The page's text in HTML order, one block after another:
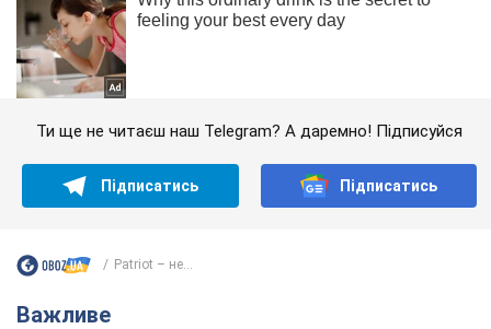
Ти ще не читаєш наш Telegram? А даремно! Підписуйся
Підписатись Підписатись
Рatriot – не...
Важливе